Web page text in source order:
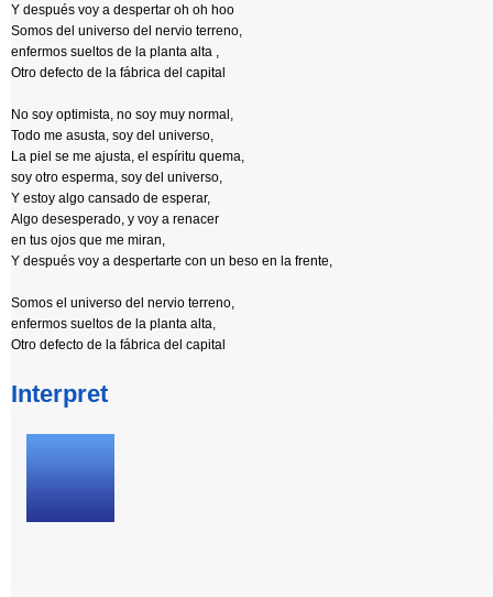
Y después voy a despertar oh oh hoo
Somos del universo del nervio terreno,
enfermos sueltos de la planta alta ,
Otro defecto de la fábrica del capital
No soy optimista, no soy muy normal,
Todo me asusta, soy del universo,
La piel se me ajusta, el espíritu quema,
soy otro esperma, soy del universo,
Y estoy algo cansado de esperar,
Algo desesperado, y voy a renacer
en tus ojos que me miran,
Y después voy a despertarte con un beso en la frente,
Somos el universo del nervio terreno,
enfermos sueltos de la planta alta,
Otro defecto de la fábrica del capital
Interpret